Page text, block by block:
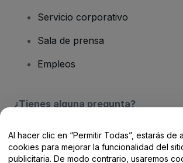
Servicio corporativo
Sala de prensa
Empleos
¿Tienes alguna pregunta?
Centro de Ayuda / Contacto
Al hacer clic en “Permitir Todas”, estarás
cookies para mejorar la funcionalidad del
publicitaria. De modo contrario, usaremos